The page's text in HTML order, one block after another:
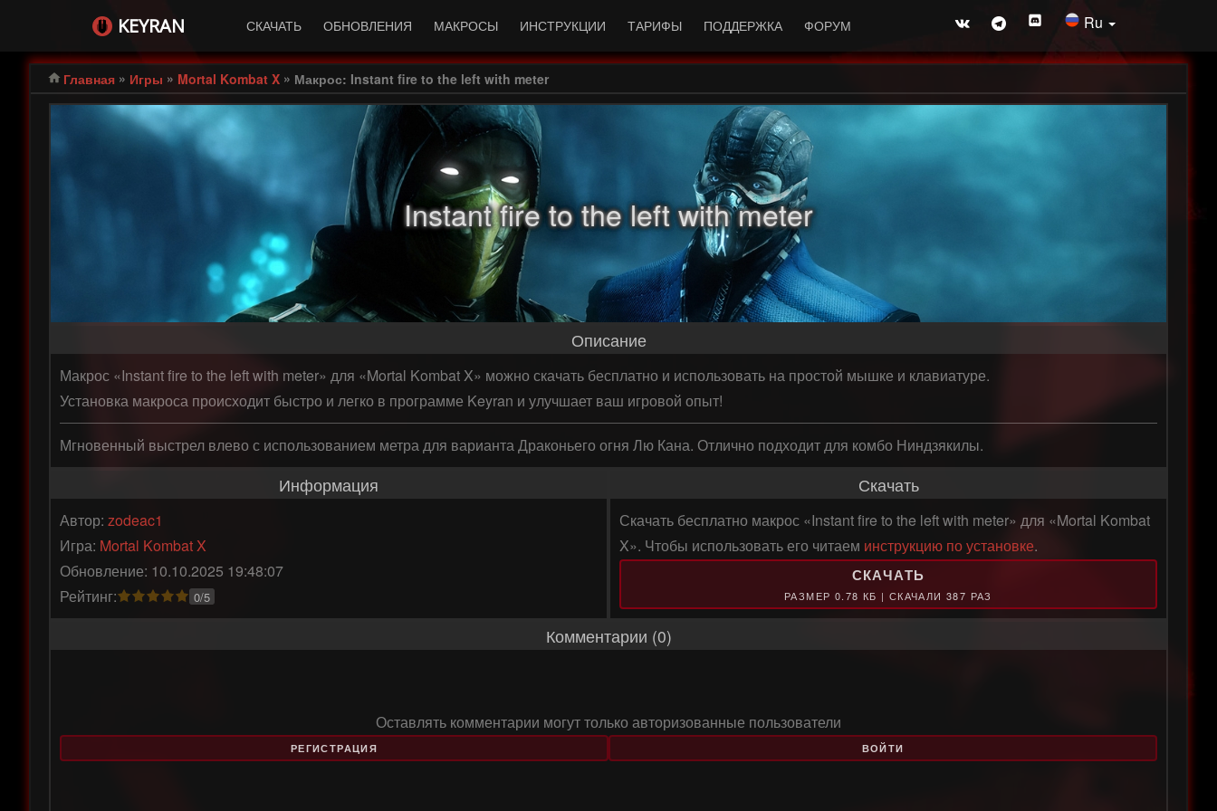
KEYRAN СКАЧАТЬ ОБНОВЛЕНИЯ МАКРОСЫ ИНСТРУКЦИИ ТАРИФЫ ПОДДЕРЖКА ФОРУМ Ru
Главная » Игры » Mortal Kombat X » Макрос: Instant fire to the left with meter
Instant fire to the left with meter
Описание
Макрос «Instant fire to the left with meter» для «Mortal Kombat X» можно скачать бесплатно и использовать на простой мышке и клавиатуре.
Установка макроса происходит быстро и легко в программе Keyran и улучшает ваш игровой опыт!
Мгновенный выстрел влево с использованием метра для варианта Драконьего огня Лю Кана. Отлично подходит для комбо Ниндзякилы.
Информация
Автор: zodeac1
Игра: Mortal Kombat X
Обновление: 10.10.2025 19:48:07
Рейтинг:
0/5
Скачать
Скачать бесплатно макрос «Instant fire to the left with meter» для «Mortal Kombat
X». Чтобы использовать его читаем инструкцию по установке.
СКАЧАТЬ
РАЗМЕР 0.78 КБ | СКАЧАЛИ 387 РАЗ
Комментарии (0)
Оставлять комментарии могут только авторизованные пользователи
РЕГИСТРАЦИЯ ВОЙТИ